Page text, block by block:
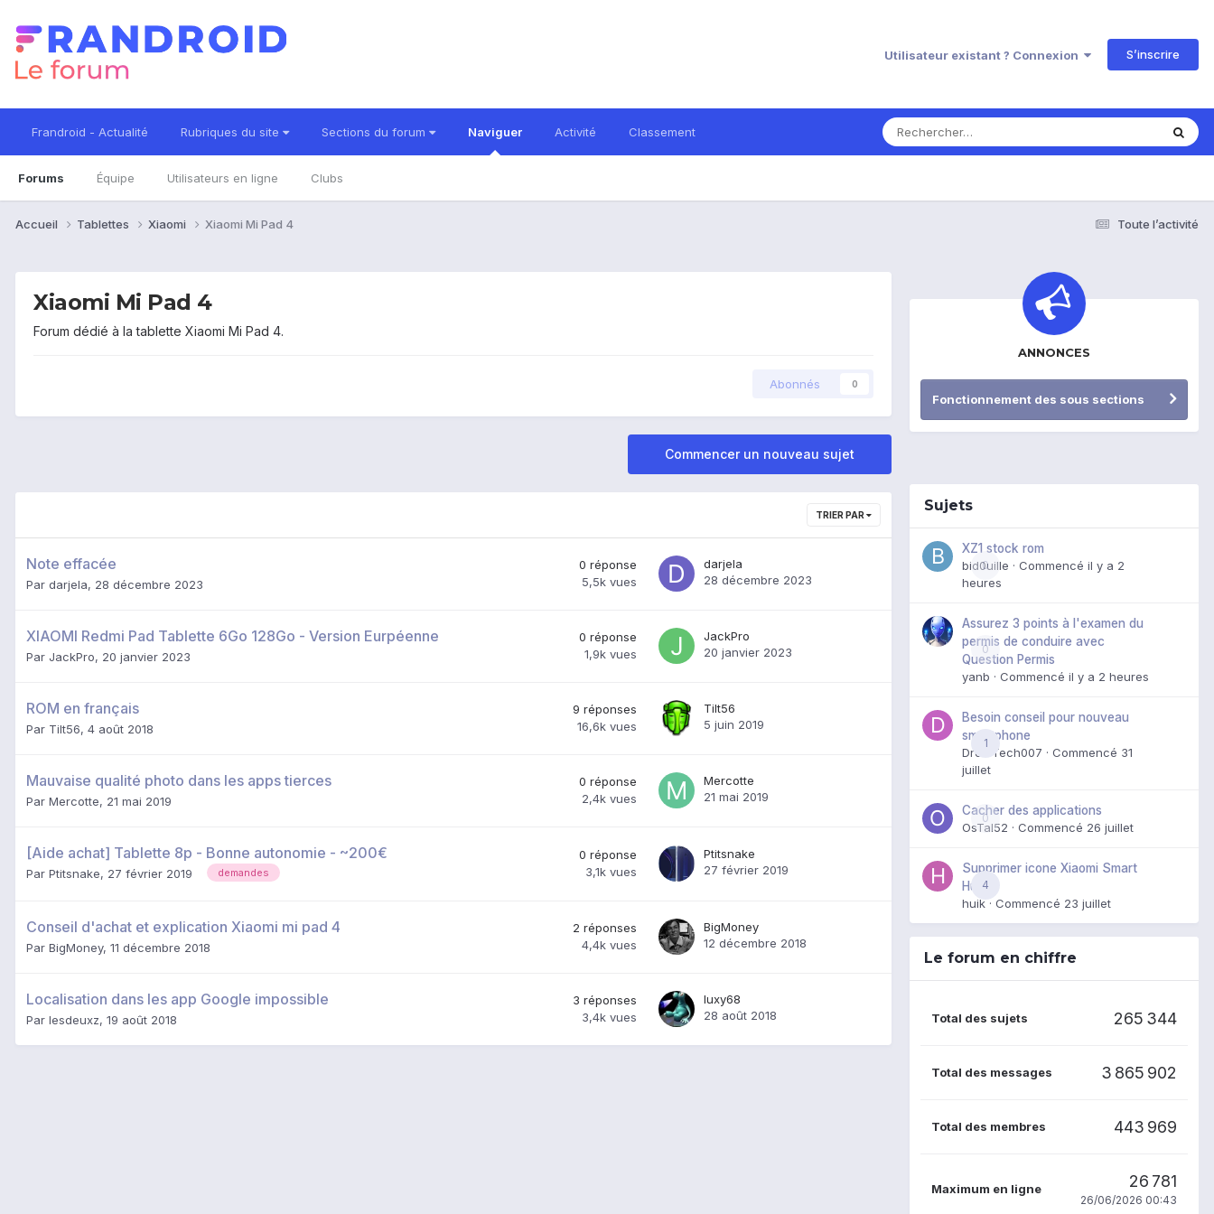
Utilisateur existant ? Connexion S’inscrire
Frandroid - Actualité Rubriques du site Sections du forum Naviguer
Forums Équipe Utilisateurs en ligne Clubs
Activité Classement
Toute l’activité
Accueil Tablettes Xiaomi Xiaomi Mi Pad 4
Xiaomi Mi Pad 4
Forum dédié à la tablette Xiaomi Mi Pad 4.
Abonnés 0
Commencer un nouveau sujet
TRIER PAR
Note effacée
Par darjela, 28 décembre 2023
0 réponse
5,5k vues
darjela
28 décembre 2023
XIAOMI Redmi Pad Tablette 6Go 128Go - Version Eurpéenne
Par JackPro, 20 janvier 2023
0 réponse
1,9k vues
JackPro
20 janvier 2023
ROM en français
Par Tilt56, 4 août 2018
9 réponses
16,6k vues
Tilt56
5 juin 2019
Mauvaise qualité photo dans les apps tierces
Par Mercotte, 21 mai 2019
0 réponse
2,4k vues
Mercotte
21 mai 2019
[Aide achat] Tablette 8p - Bonne autonomie - ~200€
Par Ptitsnake, 27 février 2019 demandes
0 réponse
3,1k vues
Ptitsnake
27 février 2019
Conseil d'achat et explication Xiaomi mi pad 4
Par BigMoney, 11 décembre 2018
2 réponses
4,4k vues
BigMoney
12 décembre 2018
Localisation dans les app Google impossible
Par lesdeuxz, 19 août 2018
3 réponses
3,4k vues
luxy68
28 août 2018
ANNONCES
Fonctionnement des sous sections
Sujets
0
XZ1 stock rom
bid0uille · Commencé il y a 2
heures
0
Assurez 3 points à l'examen du
permis de conduire avec
Question Permis
yanb · Commencé il y a 2 heures
1
Besoin conseil pour nouveau
smartphone
DroidTech007 · Commencé 31
juillet
0
Cacher des applications
OsTal52 · Commencé 26 juillet
4
Supprimer icone Xiaomi Smart
Hub
huik · Commencé 23 juillet
Le forum en chiffre
Total des sujets 265 344
Total des messages 3 865 902
Total des membres 443 969
Maximum en ligne 26 781
26/06/2026 00:43